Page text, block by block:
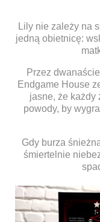
Lily nie zależy na
jedną obietnicę:
Przez
Endgame House
jasne, że każdy
powody, by
Gdy burza
śmiertelnie